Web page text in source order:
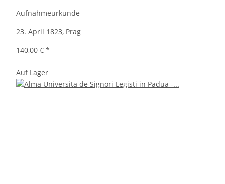
Aufnahmeurkunde
23. April 1823, Prag
140,00 € *
Auf Lager